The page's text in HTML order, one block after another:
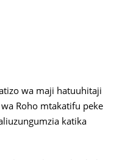
wa maji hatuuhitaji
Roho mtakatifu peke
katika